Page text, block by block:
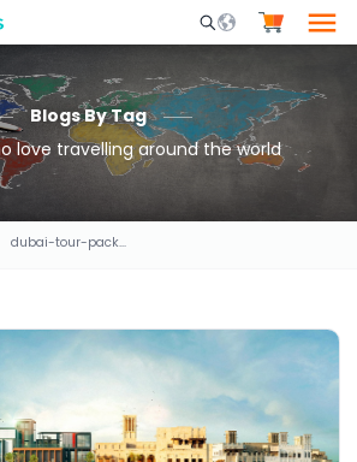
Mobile Search
Blogs By Tag
love travelling around the world
dubai-tour-packages